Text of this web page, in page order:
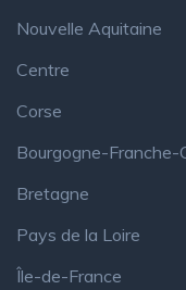
Nouvelle Aquitaine
Centre
Corse
Bourgogne-Franche-
Bretagne
Pays de la Loire
Île-de-France